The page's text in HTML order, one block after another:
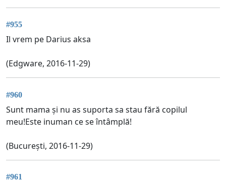
#955
Il vrem pe Darius aksa
(Edgware, 2016-11-29)
#960
Sunt mama și nu as suporta sa stau fără copilul
meu!Este inuman ce se întâmplă!
(București, 2016-11-29)
#961